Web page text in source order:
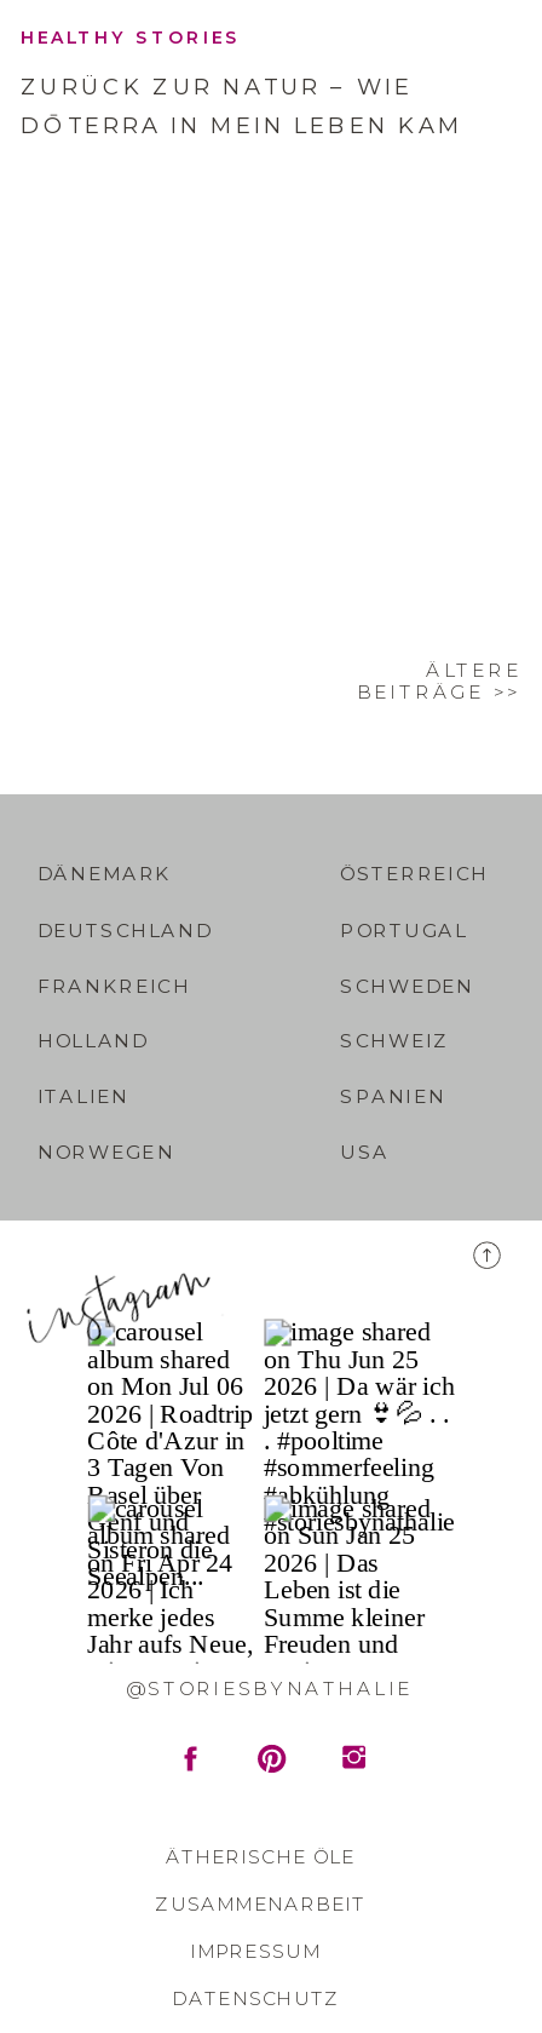
HEALTHY STORIES
ZURÜCK ZUR NATUR – WIE
DŌTERRA IN MEIN LEBEN KAM
ÄLTERE
BEITRÄGE >>
SPANIEN
SCHWEIZ
SCHWEDEN
PORTUGAL
ÖSTERREICH
NORWEGEN
ITALIEN
HOLLAND
FRANKREICH
DEUTSCHLAND
DÄNEMARK
USA
@STORIESBYNATHALIE
DATENSCHUTZ
IMPRESSUM
ZUSAMMENARBEIT
ÄTHERISCHE ÖLE